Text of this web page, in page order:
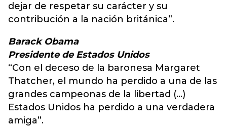
dejar de respetar su carácter y su
contribución a la nación británica”.
Barack Obama
Presidente de Estados Unidos
“Con el deceso de la baronesa Margaret
Thatcher, el mundo ha perdido a una de las
grandes campeonas de la libertad (...)
Estados Unidos ha perdido a una verdadera
amiga”.